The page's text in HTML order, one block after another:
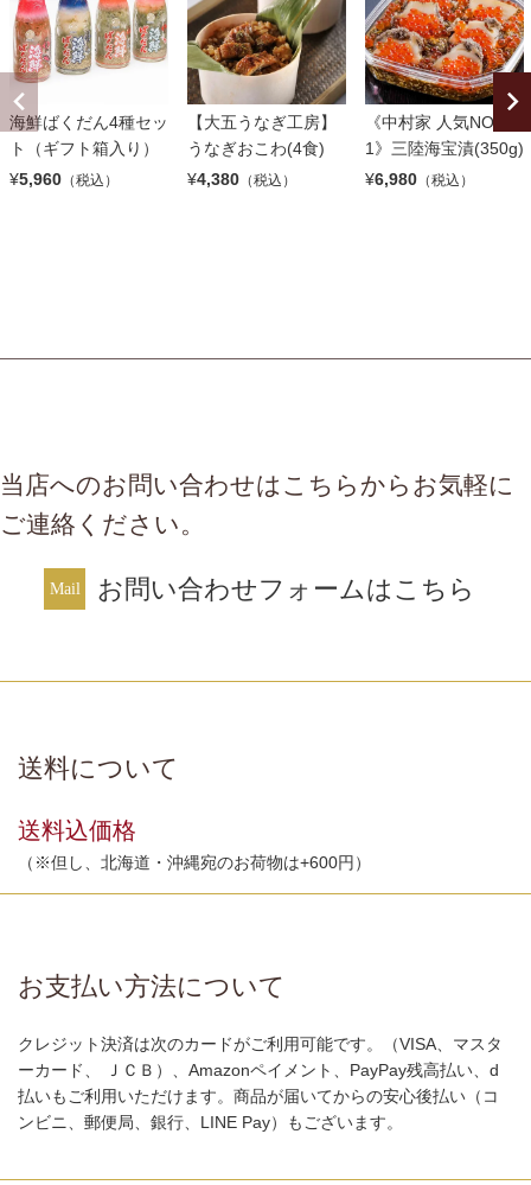
海鮮ばくだん4種セッ
ト（ギフト箱入り）
¥5,960 （税込）
【大五うなぎ工房】
うなぎおこわ(4食)
¥4,380 （税込）
《中村家 人気NO.
1》三陸海宝漬(350g)
¥6,980 （税込）
当店へのお問い合わせはこちらからお気軽に
ご連絡ください。
お問い合わせフォームはこちら
送料について
送料込価格
（※但し、北海道・沖縄宛のお荷物は+600円）
お支払い方法について
クレジット決済は次のカードがご利用可能です。（VISA、マスタ
ーカード、 ＪＣＢ）、Amazonペイメント、PayPay残高払い、d
払いもご利用いただけます。商品が届いてからの安心後払い（コ
ンビニ、郵便局、銀行、LINE Pay）もございます。